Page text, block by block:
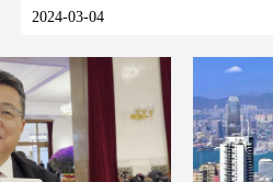
2024-03-04